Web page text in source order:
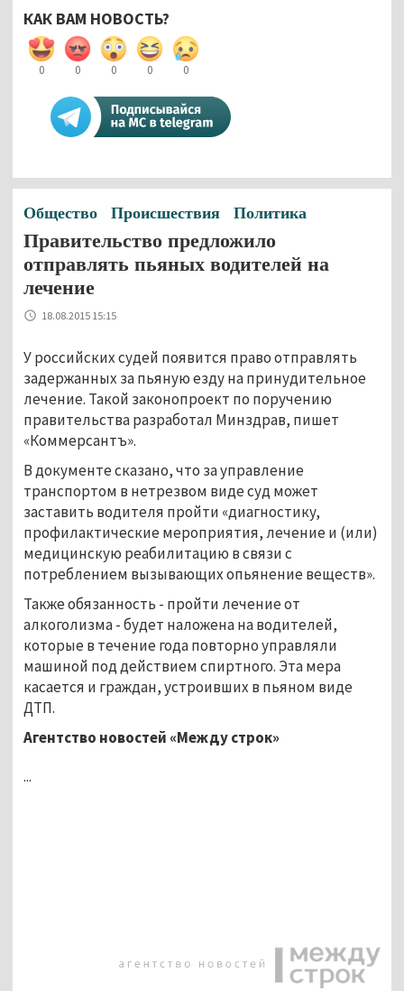
КАК ВАМ НОВОСТЬ?
0 0 0 0 0
Общество Происшествия Политика
Правительство предложило
отправлять пьяных водителей на
лечение
18.08.2015 15:15
У российских судей появится право отправлять
задержанных за пьяную езду на принудительное
лечение. Такой законопроект по поручению
правительства разработал Минздрав, пишет
«Коммерсантъ».
В документе сказано, что за управление
транспортом в нетрезвом виде суд может
заставить водителя пройти «диагностику,
профилактические мероприятия, лечение и (или)
медицинскую реабилитацию в связи с
потреблением вызывающих опьянение веществ».
Также обязанность - пройти лечение от
алкоголизма - будет наложена на водителей,
которые в течение года повторно управляли
машиной под действием спиртного. Эта мера
касается и граждан, устроивших в пьяном виде
ДТП.
Агентство новостей «Между строк»
...